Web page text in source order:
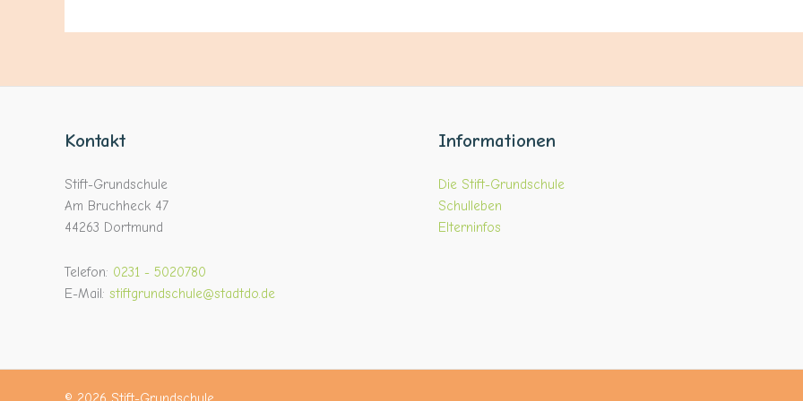
Kontakt
Stift-Grundschule
Am Bruchheck 47
44263 Dortmund
Telefon: 0231 - 5020780
E-Mail: stiftgrundschule@stadtdo.de
Informationen
Die Stift-Grundschule
Schulleben
Elterninfos